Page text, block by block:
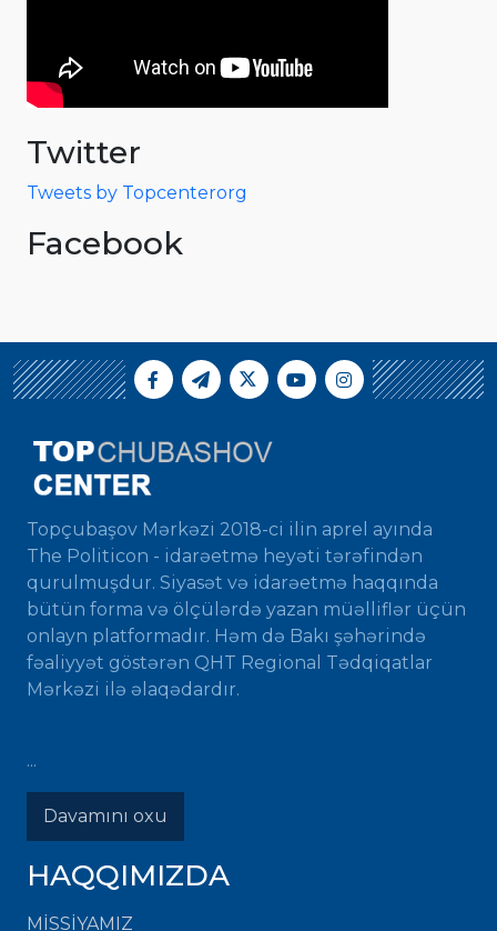
Twitter
Tweets by Topcenterorg
Facebook
Topçubaşov Mərkəzi 2018-ci ilin aprel ayında
The Politicon - idarəetmə heyəti tərəfindən
qurulmuşdur. Siyasət və idarəetmə haqqında
bütün forma və ölçülərdə yazan müəlliflər üçün
onlayn platformadır. Həm də Bakı şəhərində
fəaliyyət göstərən QHT Regional Tədqiqatlar
Mərkəzi ilə əlaqədardır.
...
Davamını oxu
HAQQIMIZDA
MISSIYAMIZ